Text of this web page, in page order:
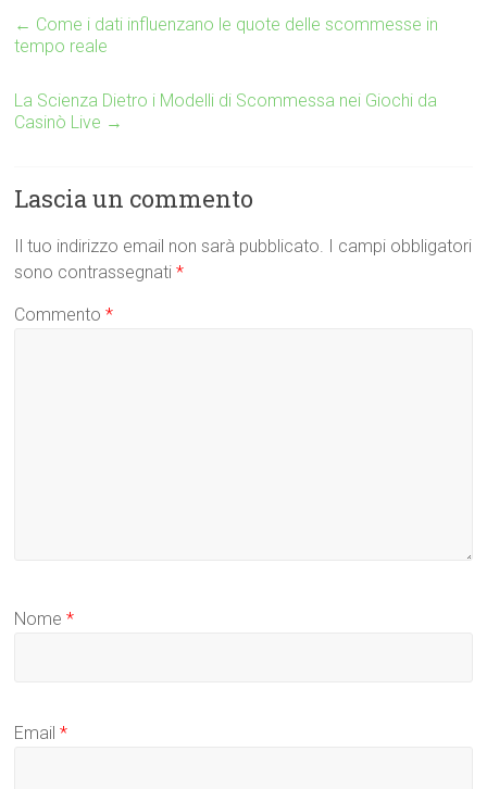
← Come i dati influenzano le quote delle scommesse in
tempo reale
La Scienza Dietro i Modelli di Scommessa nei Giochi da
Casinò Live →
Lascia un commento
Il tuo indirizzo email non sarà pubblicato. I campi obbligatori
sono contrassegnati*
Commento*
Nome*
Email*